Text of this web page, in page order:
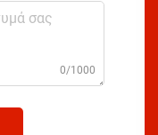
0/1000